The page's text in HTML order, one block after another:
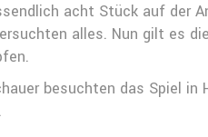
acht Stück auf der
alles. Nun gilt es
besuchten das Spiel